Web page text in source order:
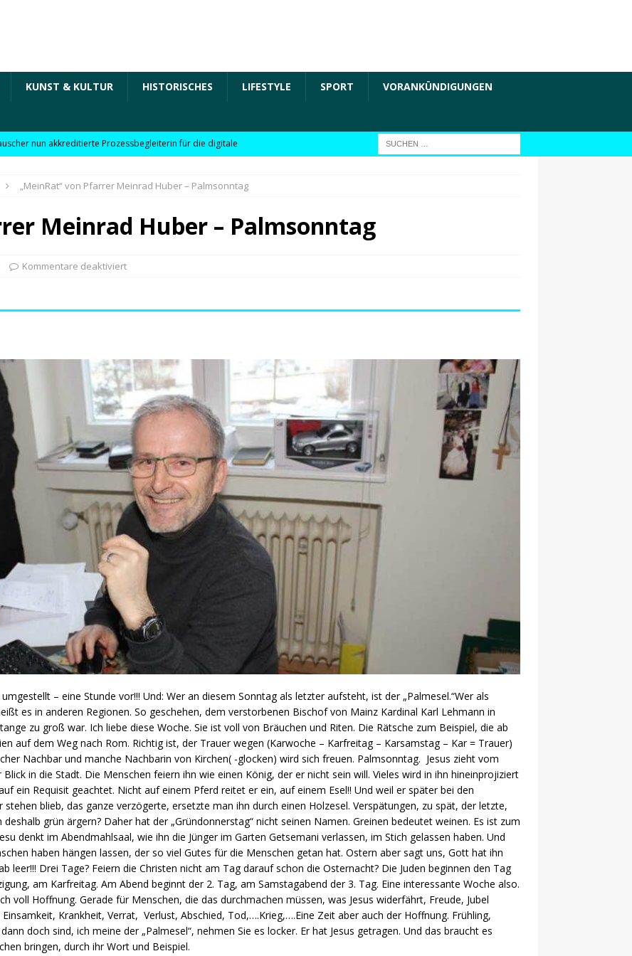
KUNST & KULTUR HISTORISCHES LIFESTYLE SPORT VORANKÜNDIGUNGEN
nun akkreditierte Prozessbegleiterin für die digitale
nun akkreditierte Beraterin zu Themen wie
KMU
WIRTSCHAFT
Lösungen für den Einzelhandel Lindauer Zeitung –
und freien Mitarbeitern mehr Raum geben wegen Corona
für Unternehmen die von der Corona-Krise betroffen
über das von der Bundesregierung veröffentlichte
Unternehmen
als Kraft für neue Konzepte und Innovationen
„MeinRat“ von Pfarrer Meinrad Huber – Palmsonntag
Meinrad Huber – Palmsonntag
Kommentare deaktiviert
– eine Stunde vor!!! Und: Wer an diesem Sonntag als letzter aufsteht, ist der „Palmesel.“Wer als
es in anderen Regionen. So geschehen, dem verstorbenen Bischof von Mainz Kardinal Karl Lehmann in
zu groß war. Ich liebe diese Woche. Sie ist voll von Bräuchen und Riten. Die Rätsche zum Beispiel, die ab
auf dem Weg nach Rom. Richtig ist, der Trauer wegen (Karwoche – Karfreitag – Karsamstag – Kar = Trauer)
Nachbar und manche Nachbarin von Kirchen( -glocken) wird sich freuen. Palmsonntag. Jesus zieht vom
in die Stadt. Die Menschen feiern ihn wie einen König, der er nicht sein will. Vieles wird in ihn hineinprojiziert
ein Requisit geachtet. Nicht auf einem Pferd reitet er ein, auf einem Esel!! Und weil er später bei den
blieb, das ganze verzögerte, ersetzte man ihn durch einen Holzesel. Verspätungen, zu spät, der letzte,
grün ärgern? Daher hat der „Gründonnerstag“ nicht seinen Namen. Greinen bedeutet weinen. Es ist zum
denkt im Abendmahlsaal, wie ihn die Jünger im Garten Getsemani verlassen, im Stich gelassen haben. Und
haben hängen lassen, der so viel Gutes für die Menschen getan hat. Ostern aber sagt uns, Gott hat ihn
leer!!! Drei Tage? Feiern die Christen nicht am Tag darauf schon die Osternacht? Die Juden beginnen den Tag
am Karfreitag. Am Abend beginnt der 2. Tag, am Samstagabend der 3. Tag. Eine interessante Woche also.
voll Hoffnung. Gerade für Menschen, die das durchmachen müssen, was Jesus widerfährt, Freude, Jubel
Einsamkeit, Krankheit, Verrat, Verlust, Abschied, Tod,….Krieg,….Eine Zeit aber auch der Hoffnung. Frühling,
doch sind, ich meine der „Palmesel“, nehmen Sie es locker. Er hat Jesus getragen. Und das braucht es
bringen, durch ihr Wort und Beispiel.